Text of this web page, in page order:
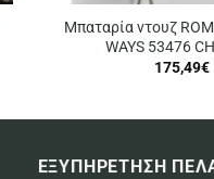
Μπαταρία ντουζ
WAYS 53476
175,49€
ΕΞΥΠΗΡΕΤΗΣΗ